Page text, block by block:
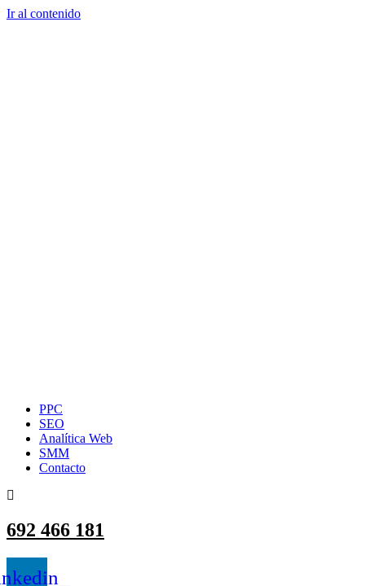
Ir al contenido
PPC
SEO
Analítica Web
SMM
Contacto
692 466 181